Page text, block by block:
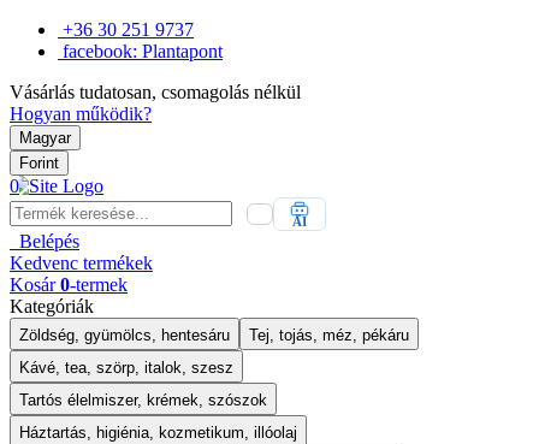
+36 30 251 9737
facebook: Plantapont
Vásárlás tudatosan, csomagolás nélkül
Hogyan működik?
Magyar
Forint
0
AI
Belépés
Kedvenc termékek
Kosár 0-termek
Kategóriák
Zöldség, gyümölcs, hentesáru
Tej, tojás, méz, pékáru
Kávé, tea, szörp, italok, szesz
Tartós élelmiszer, krémek, szószok
Háztartás, higiénia, kozmetikum, illóolaj